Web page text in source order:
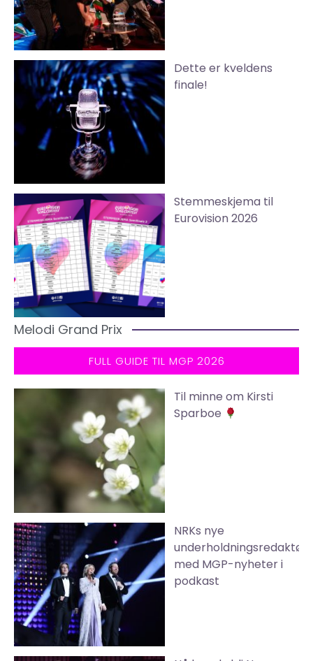
Dette er kveldens
finale!
Stemmeskjema til
Eurovision 2026
Melodi Grand Prix
FULL GUIDE TIL MGP 2026
Til minne om Kirsti
Sparboe
NRKs nye
underholdningsredaktør
med MGP-nyheter i
podkast